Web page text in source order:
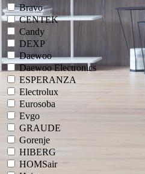
Bravo
CENTEK
Candy
DEXP
Daewoo
Daewoo Electronics
ESPERANZA
Electrolux
Eurosoba
Evgo
GRAUDE
Gorenje
HIBERG
HOMSair